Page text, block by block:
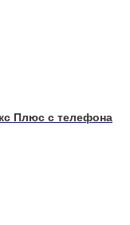
Плюс с телефона